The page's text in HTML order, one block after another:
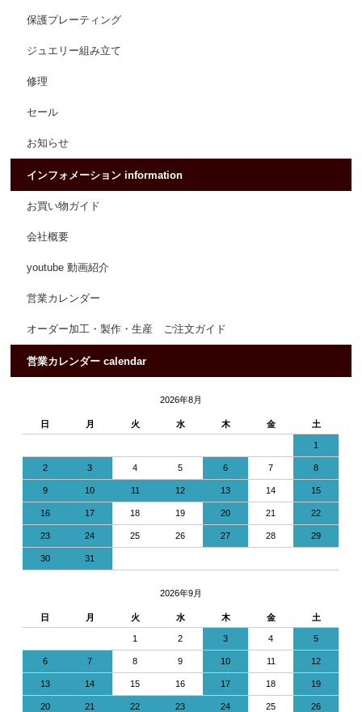
保護プレーティング
ジュエリー組み立て
修理
セール
お知らせ
インフォメーション information
お買い物ガイド
会社概要
youtube 動画紹介
営業カレンダー
オーダー加工・製作・生産 ご注文ガイド
営業カレンダー calendar
2026年8月
日 月 火 水 木 金 土
1
2 3 4 5 6 7 8
9 10 11 12 13 14 15
16 17 18 19 20 21 22
23 24 25 26 27 28 29
30 31
2026年9月
日 月 火 水 木 金 土
1 2 3 4 5
6 7 8 9 10 11 12
13 14 15 16 17 18 19
20 21 22 23 24 25 26